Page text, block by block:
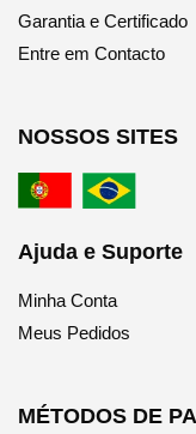
Garantia e Certificado
Entre em Contacto
NOSSOS SITES
Ajuda e Suporte
Minha Conta
Meus Pedidos
MÉTODOS DE